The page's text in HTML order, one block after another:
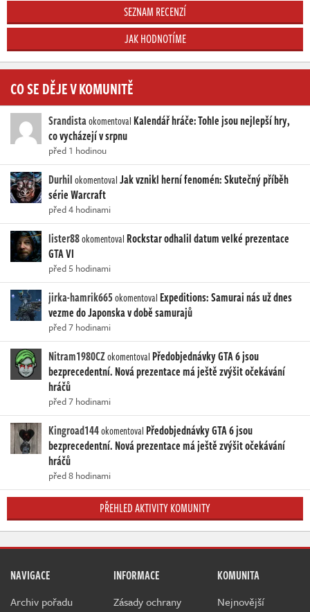
SEZNAM RECENZÍ
JAK HODNOTÍME
CO SE DĚJE V KOMUNITĚ
Srandistaokomentoval Kalendář hráče: Tohle jsou nejlepší hry,
co vycházejí v srpnu
před 1 hodinou
DurhilokomentovalJak vznikl herní fenomén: Skutečný příběh
série Warcraft
před 4 hodinami
lister88okomentoval Rockstar odhalil datum velké prezentace
GTA VI
před 5 hodinami
jirka-hamrik665okomentoval Expeditions: Samurai nás už dnes
vezme do Japonska v době samurajů
před 7 hodinami
Nitram1980CZokomentoval Předobjednávky GTA 6 jsou
bezprecedentní. Nová prezentace má ještě zvýšit očekávání
hráčů
před 7 hodinami
Kingroad144okomentoval Předobjednávky GTA 6 jsou
bezprecedentní. Nová prezentace má ještě zvýšit očekávání
hráčů
před 8 hodinami
PŘEHLED AKTIVITY KOMUNITY
NAVIGACE
Archiv pořadu
INFORMACE
Zásady ochrany
KOMUNITA
Nejnovější